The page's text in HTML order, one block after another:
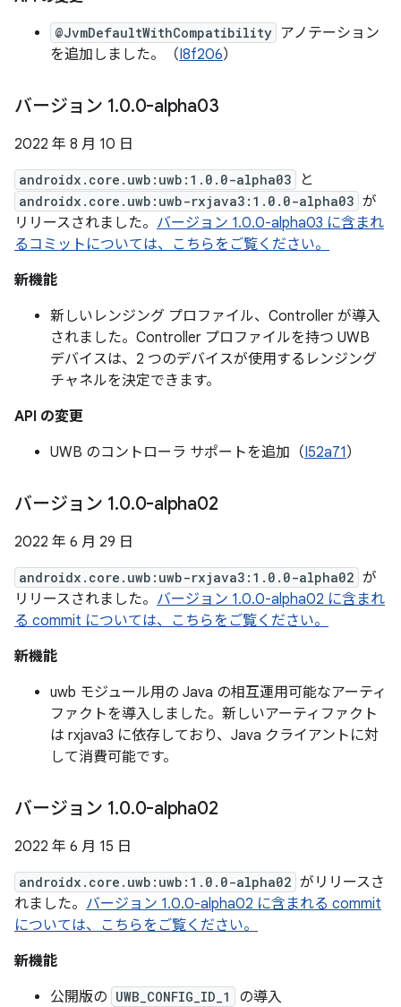
@JvmDefaultWithCompatibility アノテーション
を追加しました。（I8f206）
バージョン 1.0.0-alpha03
2022 年 8 月 10 日
androidx.core.uwb:uwb:1.0.0-alpha03 と
androidx.core.uwb:uwb-rxjava3:1.0.0-alpha03 が
リリースされました。 バージョン 1.0.0-alpha03 に含まれ
るコミットについては、こちらをご覧ください。
新機能
新しいレンジング プロファイル、Controller が導入
されました。Controller プロファイルを持つ UWB
デバイスは、2 つのデバイスが使用するレンジング
チャネルを決定できます。
API の変更
UWB のコントローラ サポートを追加（I52a71）
バージョン 1.0.0-alpha02
2022 年 6 月 29 日
androidx.core.uwb:uwb-rxjava3:1.0.0-alpha02 が
リリースされました。 バージョン 1.0.0-alpha02 に含まれ
る commit については、こちらをご覧ください。
新機能
uwb モジュール用の Java の相互運用可能なアーティ
ファクトを導入しました。新しいアーティファクト
は rxjava3 に依存しており、Java クライアントに対
して消費可能です。
バージョン 1.0.0-alpha02
2022 年 6 月 15 日
androidx.core.uwb:uwb:1.0.0-alpha02 がリリースさ
れました。 バージョン 1.0.0-alpha02 に含まれる commit
については、こちらをご覧ください。
新機能
公開版の UWB_CONFIG_ID_1
の導入